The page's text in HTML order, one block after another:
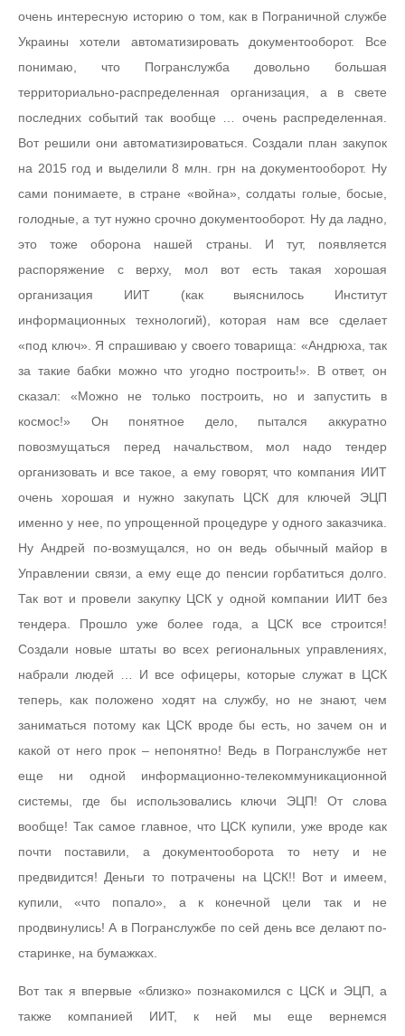
очень интересную историю о том, как в Пограничной службе
Украины хотели автоматизировать документооборот. Все
понимаю, что Погранслужба довольно большая
территориально-распределенная организация, а в свете
последних событий так вообще … очень распределенная.
Вот решили они автоматизироваться. Создали план закупок
на 2015 год и выделили 8 млн. грн на документооборот. Ну
сами понимаете, в стране «война», солдаты голые, босые,
голодные, а тут нужно срочно документооборот. Ну да ладно,
это тоже оборона нашей страны. И тут, появляется
распоряжение с верху, мол вот есть такая хорошая
организация ИИТ (как выяснилось Институт
информационных технологий), которая нам все сделает
«под ключ». Я спрашиваю у своего товарища: «Андрюха, так
за такие бабки можно что угодно построить!». В ответ, он
сказал: «Можно не только построить, но и запустить в
космос!» Он понятное дело, пытался аккуратно
повозмущаться перед начальством, мол надо тендер
организовать и все такое, а ему говорят, что компания ИИТ
очень хорошая и нужно закупать ЦСК для ключей ЭЦП
именно у нее, по упрощенной процедуре у одного заказчика.
Ну Андрей по-возмущался, но он ведь обычный майор в
Управлении связи, а ему еще до пенсии горбатиться долго.
Так вот и провели закупку ЦСК у одной компании ИИТ без
тендера. Прошло уже более года, а ЦСК все строится!
Создали новые штаты во всех региональных управлениях,
набрали людей … И все офицеры, которые служат в ЦСК
теперь, как положено ходят на службу, но не знают, чем
заниматься потому как ЦСК вроде бы есть, но зачем он и
какой от него прок – непонятно! Ведь в Погранслужбе нет
еще ни одной информационно-телекоммуникационной
системы, где бы использовались ключи ЭЦП! От слова
вообще! Так самое главное, что ЦСК купили, уже вроде как
почти поставили, а документооборота то нету и не
предвидится! Деньги то потрачены на ЦСК!! Вот и имеем,
купили, «что попало», а к конечной цели так и не
продвинулись! А в Погранслужбе по сей день все делают по-
старинке, на бумажках.
Вот так я впервые «близко» познакомился с ЦСК и ЭЦП, а
также компанией ИИТ, к ней мы еще вернемся